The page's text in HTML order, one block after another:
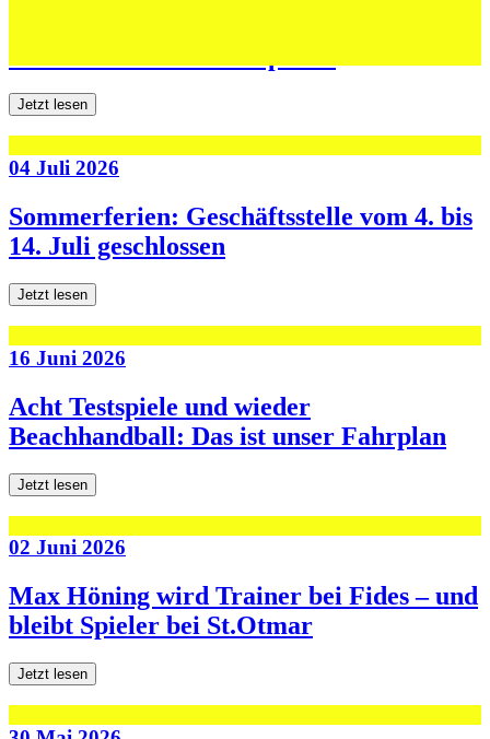
Jetzt lesen
04 Juli 2026
Sommerferien: Geschäftsstelle vom 4. bis
14. Juli geschlossen
Jetzt lesen
16 Juni 2026
Acht Testspiele und wieder
Beachhandball: Das ist unser Fahrplan
Jetzt lesen
02 Juni 2026
Max Höning wird Trainer bei Fides – und
bleibt Spieler bei St.Otmar
Jetzt lesen